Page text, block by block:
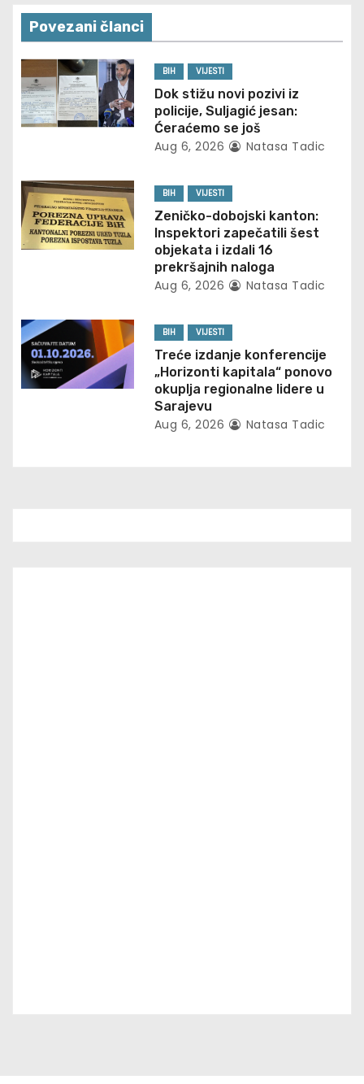
n
a
v
i
a
t
n
Povezani članci
BIH VIJESTI
Dok stižu novi pozivi iz
policije, Suljagić jesan:
Ćeraćemo se još
Aug 6, 2026 Natasa Tadic
BIH VIJESTI
Zeničko-dobojski kanton:
Inspektori zapečatili šest
objekata i izdali 16
prekršajnih naloga
Aug 6, 2026 Natasa Tadic
BIH VIJESTI
Treće izdanje konferencije
„Horizonti kapitala“ ponovo
okuplja regionalne lidere u
Sarajevu
Aug 6, 2026 Natasa Tadic